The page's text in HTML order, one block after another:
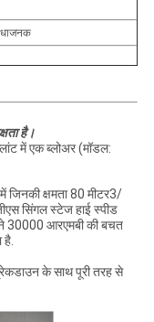
है।
में एक ब्लोअर (मॉडल:
क्षमता 80 मीटर3/
सिंगल स्टेज हाई स्पीड
30000 आरएमबी की बचत
है.
के साथ पूरी तरह से